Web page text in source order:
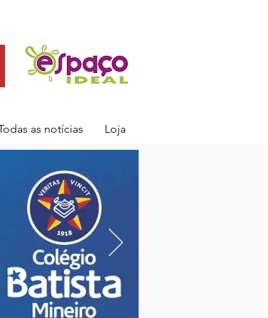
as notícias Loja